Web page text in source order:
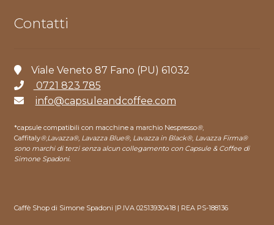
Contatti
Viale Veneto 87 Fano (PU) 61032
0721 823 785
info@capsuleandcoffee.com
*capsule compatibili con macchine a marchio Nespresso®,
Caffitaly®,Lavazza®, Lavazza Blue®, Lavazza in Black®, Lavazza Firma®
sono marchi di terzi senza alcun collegamento con Capsule & Coffee di
Simone Spadoni.
Caffè Shop di Simone Spadoni |P.IVA 02513930418 | REA PS-188136